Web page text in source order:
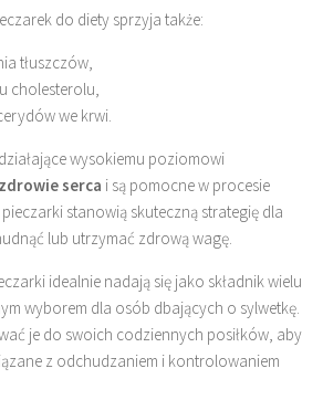
do diety sprzyja także:
tłuszczów,
cholesterolu,
we krwi.
wysokiemu poziomowi
zdrowie serca i są pomocne w procesie
stanowią skuteczną strategię dla
lub utrzymać zdrową wagę.
idealnie nadają się jako składnik wielu
wyborem dla osób dbających o sylwetkę.
je do swoich codziennych posiłków, aby
z odchudzaniem i kontrolowaniem